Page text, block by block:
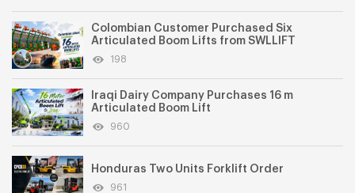
Colombian Customer Purchased Six
Articulated Boom Lifts from SWLLIFT
198
Iraqi Dairy Company Purchases 16 m
Articulated Boom Lift
960
Honduras Two Units Forklift Order
961